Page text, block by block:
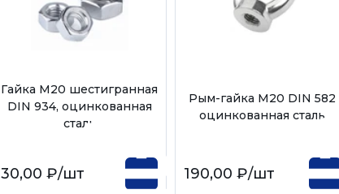
Гайка М20 шестигранная
DIN 934, оцинкованная
сталь
30,00 ₽/шт
Рым-гайка М20 DIN 582
оцинкованная сталь
190,00 ₽/шт